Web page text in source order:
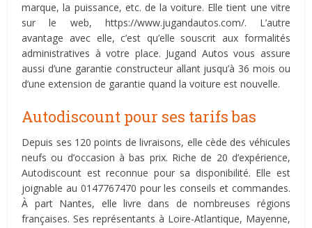
marque, la puissance, etc. de la voiture. Elle tient une vitre
sur le web, https://www.jugandautos.com/. L’autre
avantage avec elle, c’est qu’elle souscrit aux formalités
administratives à votre place. Jugand Autos vous assure
aussi d’une garantie constructeur allant jusqu’à 36 mois ou
d’une extension de garantie quand la voiture est nouvelle.
Autodiscount pour ses tarifs bas
Depuis ses 120 points de livraisons, elle cède des véhicules
neufs ou d’occasion à bas prix. Riche de 20 d’expérience,
Autodiscount est reconnue pour sa disponibilité. Elle est
joignable au 0147767470 pour les conseils et commandes.
À part Nantes, elle livre dans de nombreuses régions
françaises. Ses représentants à Loire-Atlantique, Mayenne,